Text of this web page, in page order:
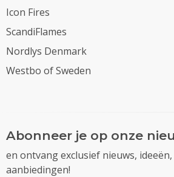
Icon Fires
ScandiFlames
Nordlys Denmark
Westbo of Sweden
Abonneer je op onze
en ontvang exclusief nieuws,
aanbiedingen!